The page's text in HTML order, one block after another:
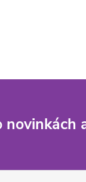
novinkách